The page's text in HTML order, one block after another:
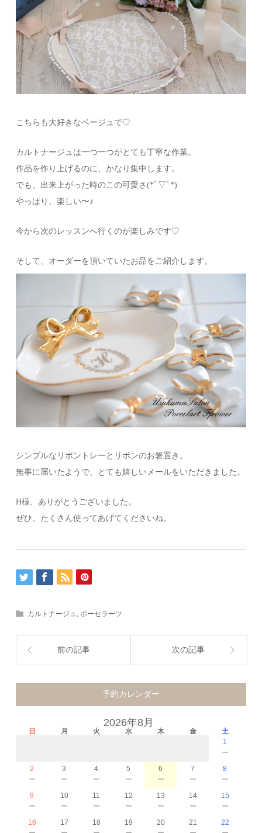
こちらも大好きなベージュで♡
カルトナージュは一つ一つがとても丁寧な作業。
作品を作り上げるのに、かなり集中します。
でも、出来上がった時のこの可愛さ(*ﾟ▽ﾟ*)
やっぱり、楽しい〜♪
今から次のレッスンへ行くのが楽しみです♡
そして、オーダーを頂いていたお品をご紹介します。
シンプルなリボントレーとリボンのお箸置き。
無事に届いたようで、とても嬉しいメールをいただきました。
H様、ありがとうございました。
ぜひ、たくさん使ってあげてくださいね。
カルトナージュ ポーセラーツ
前の記事 次の記事
予約カレンダー
2026年8月
日 月 火 水 木 金
土
1
－
2
－
3
－
4
－
5
－
6
－
7
－
8
－
9
－
10
－
11
－
12
－
13
－
14
－
15
－
16 17 18 19 20 21 22